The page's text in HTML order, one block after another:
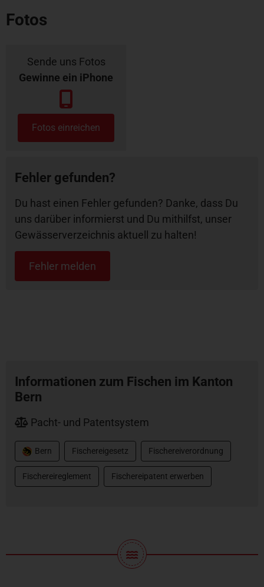
Fotos
Sende uns Fotos
Gewinne ein iPhone
Fotos einreichen
Fehler gefunden?
Du hast einen Fehler gefunden? Danke, dass Du
uns darüber informierst und Du mithilfst, unser
Gewässerverzeichnis aktuell zu halten!
Fehler melden
Informationen zum Fischen im Kanton
Bern
Pacht- und Patentsystem
Bern Fischereigesetz Fischereiverordnung
Fischereireglement Fischereipatent erwerben